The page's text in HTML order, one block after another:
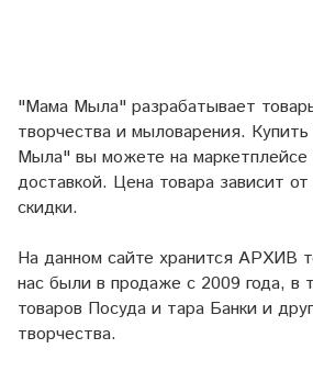
"Мама Мыла" разрабатывает
творчества и мыловарения.
Мыла" вы можете на маркетплейсе
доставкой. Цена товара зависит
скидки.
На данном сайте хранится АРХИВ
нас были в продаже с 2009 года, в
товаров Посуда и тара Банки и
творчества.